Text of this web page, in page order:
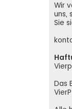
Wir
uns,
Sie
Das